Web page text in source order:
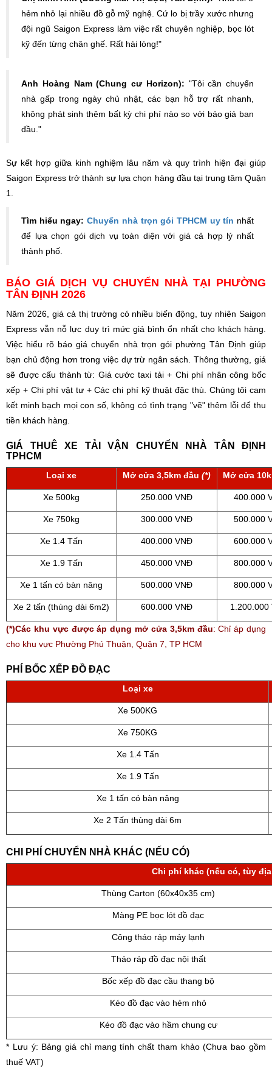
hẻm nhỏ lại nhiều đồ gỗ mỹ nghệ. Cứ lo bị trầy xước nhưng
đội ngũ Saigon Express làm việc rất chuyên nghiệp, bọc lót
kỹ đến từng chân ghế. Rất hài lòng!"
Anh Hoàng Nam (Chung cư Horizon): "Tôi cần chuyển
nhà gấp trong ngày chủ nhật, các bạn hỗ trợ rất nhanh,
không phát sinh thêm bất kỳ chi phí nào so với báo giá ban
đầu."
Sự kết hợp giữa kinh nghiệm lâu năm và quy trình hiện đại giúp
Saigon Express trở thành sự lựa chọn hàng đầu tại trung tâm Quận
1.
Tìm hiểu ngay:Chuyển nhà trọn gói TPHCM uy tín nhất
để lựa chọn gói dịch vụ toàn diện với giá cả hợp lý nhất
thành phố.
BÁO GIÁ DỊCH VỤ CHUYỂN NHÀ TẠI PHƯỜNG
TÂN ĐỊNH 2026
Năm 2026, giá cả thị trường có nhiều biến động, tuy nhiên Saigon
Express vẫn nỗ lực duy trì mức giá bình ổn nhất cho khách hàng.
Việc hiểu rõ báo giá chuyển nhà trọn gói phường Tân Định giúp
bạn chủ động hơn trong việc dự trừ ngân sách. Thông thường, giá
sẽ được cấu thành từ: Giá cước taxi tải + Chi phí nhân công bốc
xếp + Chi phí vật tư + Các chi phí kỹ thuật đặc thù. Chúng tôi cam
kết minh bạch mọi con số, không có tình trạng "vẽ" thêm lỗi để thu
tiền khách hàng.
GIÁ THUÊ XE TẢI VẬN CHUYỂN NHÀ TÂN ĐỊNH
TPHCM
Loại xe Mở cửa 3,5km đầu (*) Mở cửa
Xe 500kg 250.000 VNĐ 400.000
Xe 750kg 300.000 VNĐ 500.000
Xe 1.4 Tấn 400.000 VNĐ 600.000
Xe 1.9 Tấn 450.000 VNĐ 800.000
Xe 1 tấn có bàn nâng 500.000 VNĐ 800.000
Xe 2 tấn (thùng dài 6m2) 600.000 VNĐ 1.200.000
(*)Các khu vực được áp dụng mở cửa 3,5km đầu: Chỉ áp dụng
cho khu vực Phường Phú Thuận, Quận 7, TP HCM
PHÍ BỐC XẾP ĐỒ ĐẠC
Loại xe
Xe 500KG
Xe 750KG
Xe 1.4 Tấn
Xe 1.9 Tấn
Xe 1 tấn có bàn nâng
Xe 2 Tấn thùng dài 6m
CHI PHÍ CHUYỂN NHÀ KHÁC (NẾU CÓ)
Chi phí khác (nếu có, tùy
Thùng Carton (60x40x35 cm)
Màng PE bọc lót đồ đạc
Công tháo ráp máy lạnh
Tháo ráp đồ đạc nội thất
Bốc xếp đồ đạc cầu thang bộ
Kéo đồ đạc vào hẻm nhỏ
Kéo đồ đạc vào hầm chung cư
* Lưu ý: Bảng giá chỉ mang tính chất tham khảo (Chưa bao gồm
thuế VAT)